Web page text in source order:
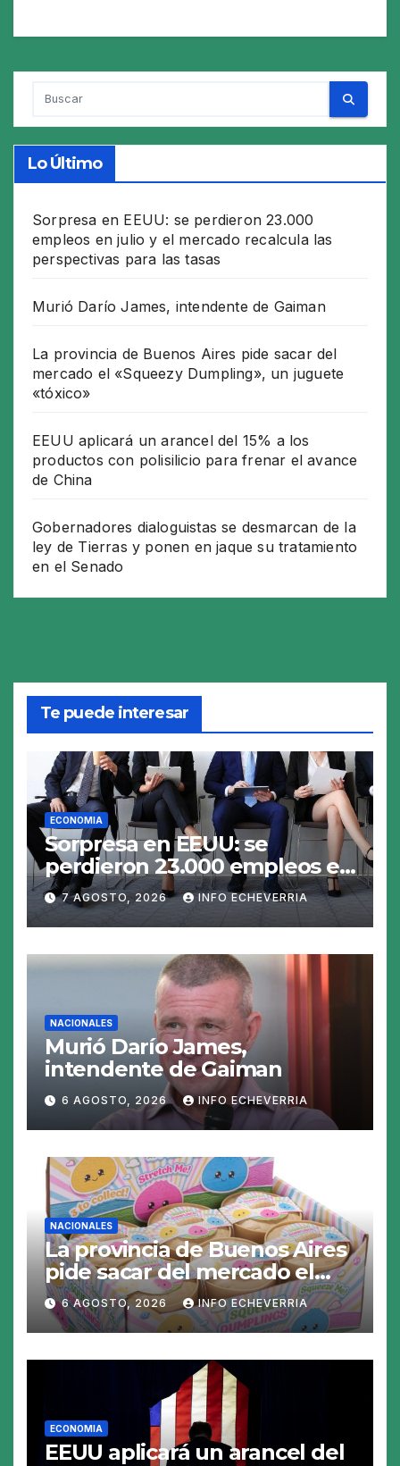
Lo Último
Sorpresa en EEUU: se perdieron 23.000
empleos en julio y el mercado recalcula las
perspectivas para las tasas
Murió Darío James, intendente de Gaiman
La provincia de Buenos Aires pide sacar del
mercado el «Squeezy Dumpling», un juguete
«tóxico»
EEUU aplicará un arancel del 15% a los
productos con polisilicio para frenar el avance
de China
Gobernadores dialoguistas se desmarcan de la
ley de Tierras y ponen en jaque su tratamiento
en el Senado
Te puede interesar
ECONOMIA
Sorpresa en EEUU: se
perdieron 23.000 empleos en
julio y el mercado recalcula
las perspectivas para las
tasas
7 AGOSTO, 2026 INFO ECHEVERRIA
NACIONALES
Murió Darío James,
intendente de Gaiman
6 AGOSTO, 2026 INFO ECHEVERRIA
NACIONALES
La provincia de Buenos Aires
pide sacar del mercado el
«Squeezy Dumpling», un
juguete «tóxico»
6 AGOSTO, 2026 INFO ECHEVERRIA
ECONOMIA
EEUU aplicará un arancel del